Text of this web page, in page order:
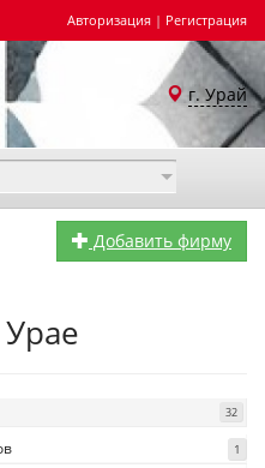
Авторизация | Регистрация
г. Урай
Добавить фирму
32
1